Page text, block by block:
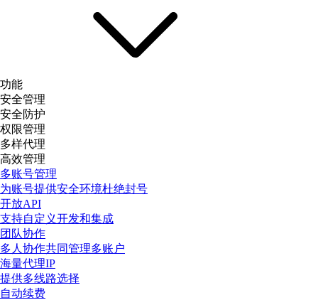
功能
安全管理
安全防护
权限管理
多样代理
高效管理
多账号管理
为账号提供安全环境杜绝封号
开放API
支持自定义开发和集成
团队协作
多人协作共同管理多账户
海量代理IP
提供多线路选择
自动续费